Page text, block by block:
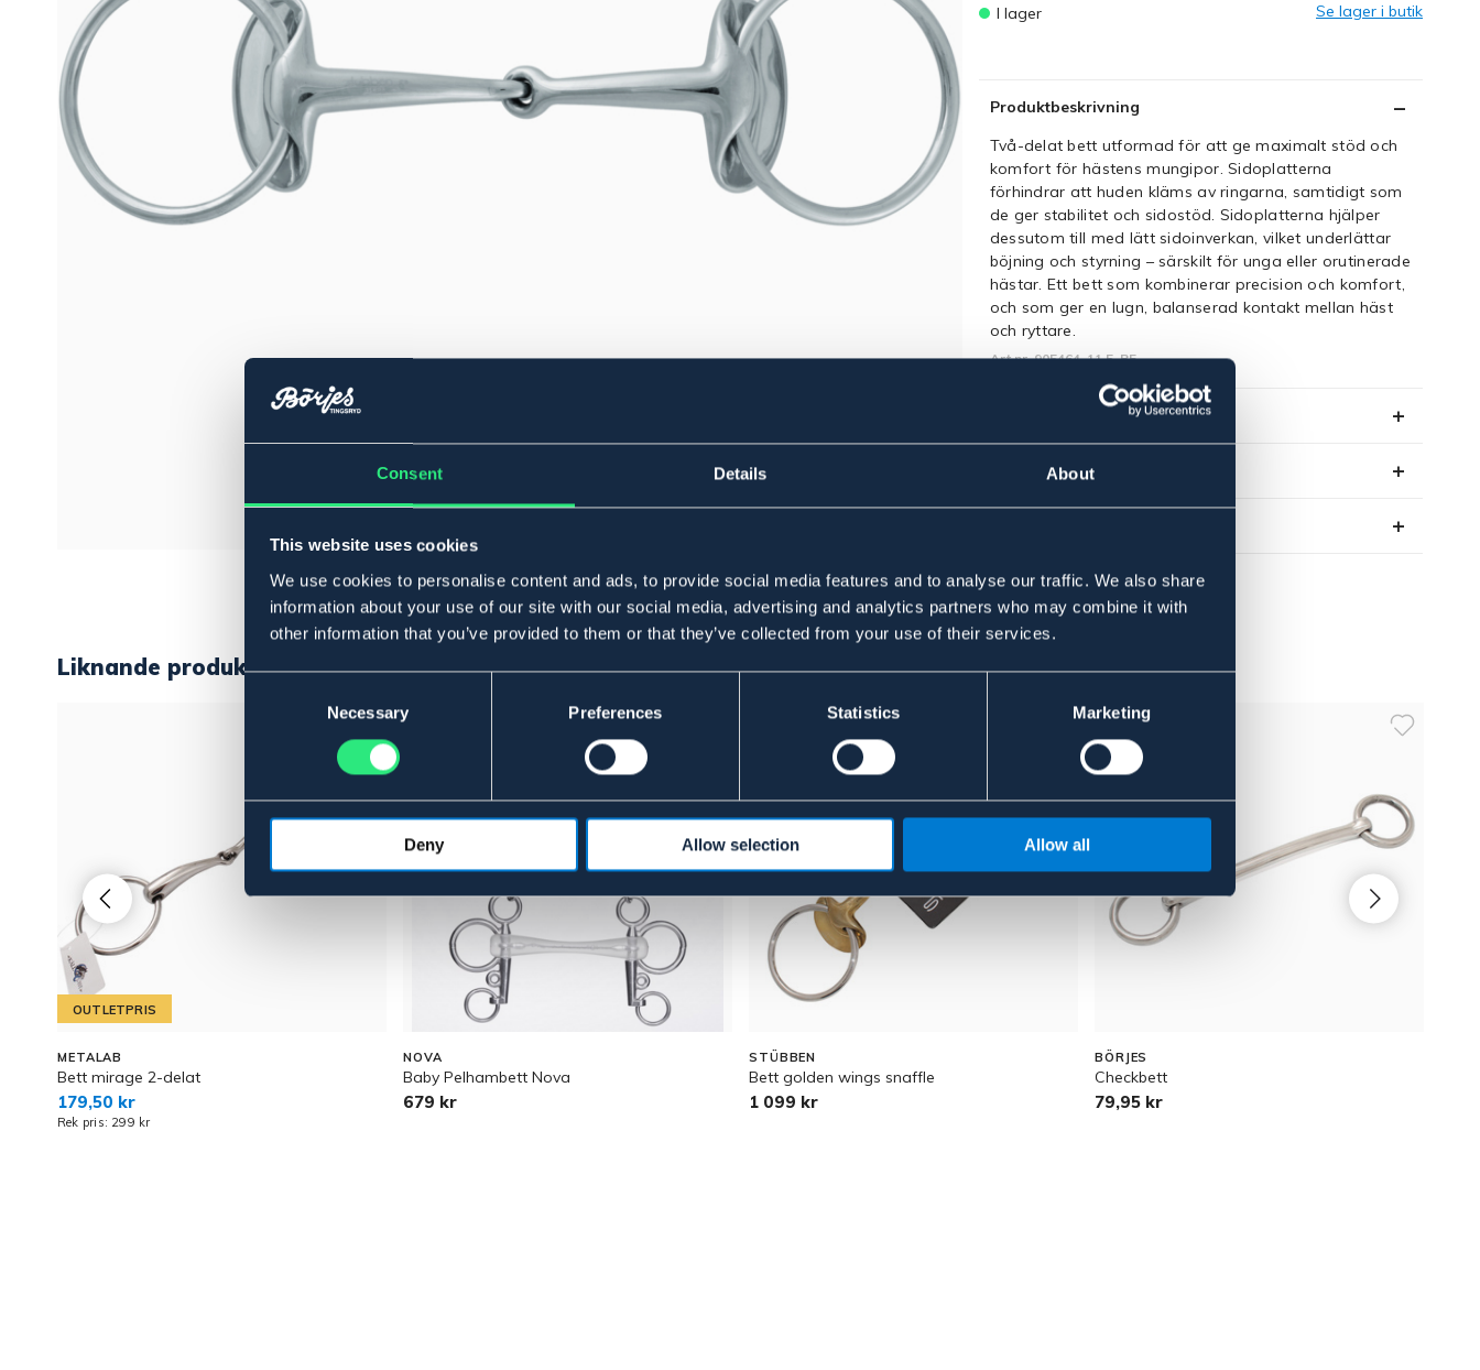
Consent Details About
This website uses cookies
We use cookies to personalise content and ads, to provide social media features and to analyse our traffic. We also share
information about your use of our site with our social media, advertising and analytics partners who may combine it with
other information that you’ve provided to them or that they’ve collected from your use of their services.
Necessary Preferences Statistics Marketing
Deny Allow selection Allow all
I lager Se lager i butik
Produktbeskrivning
Två-delat bett utformad för att ge maximalt stöd och
komfort för hästens mungipor. Sidoplatterna
förhindrar att huden kläms av ringarna, samtidigt som
de ger stabilitet och sidostöd. Sidoplatterna hjälper
dessutom till med lätt sidoinverkan, vilket underlättar
böjning och styrning – särskilt för unga eller orutinerade
hästar. Ett bett som kombinerar precision och komfort,
och som ger en lugn, balanserad kontakt mellan häst
och ryttare.
Art.nr. 905464-11,5-RF
Recensioner
Liknande produkter
OUTLETPRIS
METALAB
Bett mirage 2-delat
179,50 kr
Rek pris: 299 kr
NOVA
Baby Pelhambett Nova
679 kr
STÜBBEN
Bett golden wings snaffle
1 099 kr
BÖRJES
Checkbett
79,95 kr